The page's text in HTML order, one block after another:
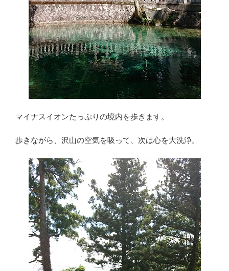
マイナスイオンたっぷりの境内を歩きます。
歩きながら、沢山の空気を吸って、次は心を大洗浄。